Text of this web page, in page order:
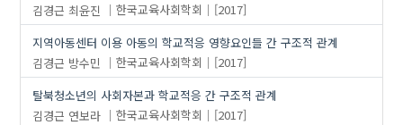
김경근 최윤진 한국교육사회학회
[2017]
지역아동센터 이용 아동의 학교적응 영향요인들 간 구조적 관계
김경근 방수민 한국교육사회학회
[2017]
탈북청소년의 사회자본과 학교적응 간 구조적 관계
김경근 연보라 한국교육사회학회
[2017]